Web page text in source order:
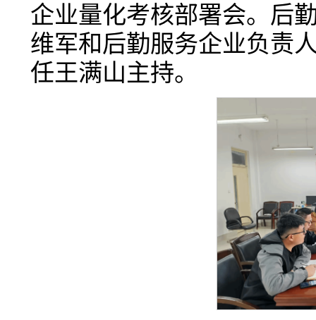
企业量化考核部署会。后
维军和后勤服务企业负责
任王满山主持。